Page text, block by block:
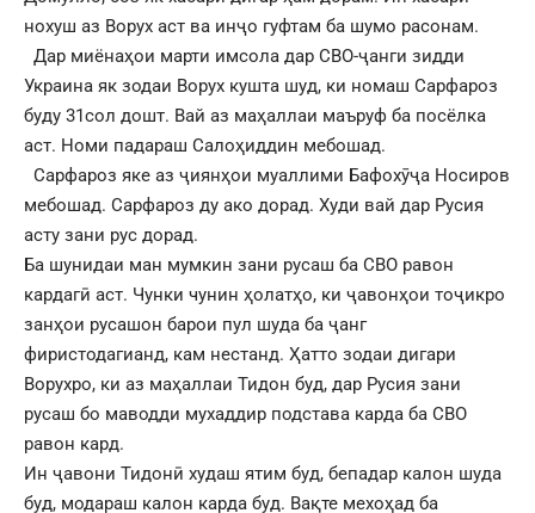
нохуш аз Ворух аст ва инҷо гуфтам ба шумо расонам.
Дар миёнаҳои марти имсола дар СВО-ҷанги зидди
Украина як зодаи Ворух кушта шуд, ки номаш Сарфароз
буду 31сол дошт. Вай аз маҳаллаи маъруф ба посëлка
аст. Номи падараш Салоҳиддин мебошад.
Сарфароз яке аз ҷиянҳои муаллими Бафохӯҷа Носиров
мебошад. Сарфароз ду ако дорад. Худи вай дар Русия
асту зани рус дорад.
Ба шунидаи ман мумкин зани русаш ба СВО равон
кардагӣ аст. Чунки чунин ҳолатҳо, ки ҷавонҳои тоҷикро
занҳои русашон барои пул шуда ба ҷанг
фиристодагианд, кам нестанд. Ҳатто зодаи дигари
Ворухро, ки аз маҳаллаи Тидон буд, дар Русия зани
русаш бо маводди мухаддир подстава карда ба СВО
равон кард.
Ин ҷавони Тидонӣ худаш ятим буд, бепадар калон шуда
буд, модараш калон карда буд. Вақте мехоҳад ба